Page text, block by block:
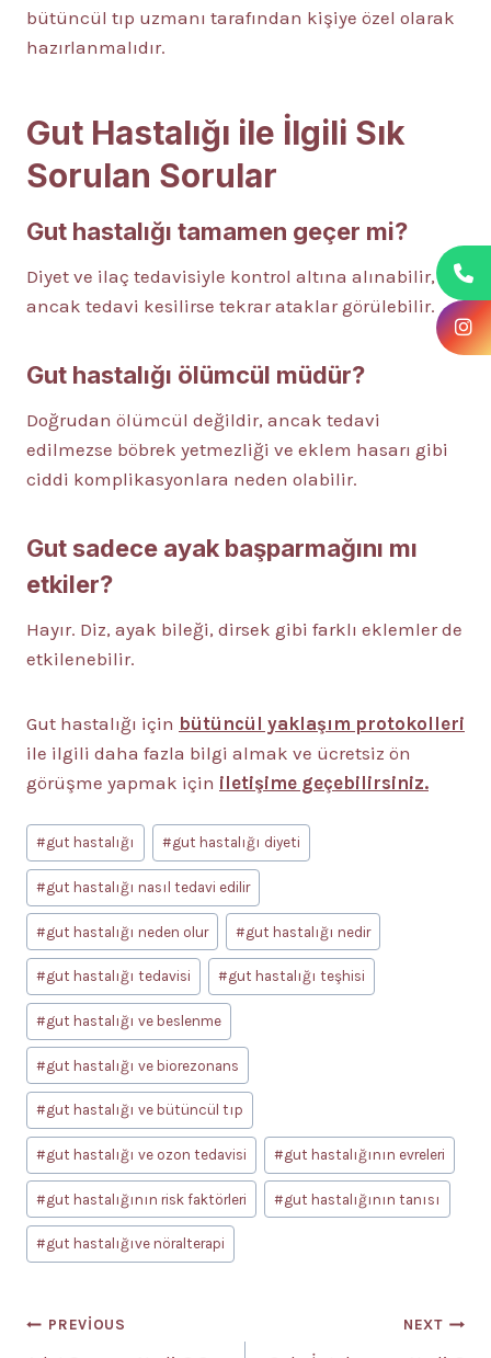
bütüncül tıp uzmanı tarafından kişiye özel olarak
hazırlanmalıdır.
Gut Hastalığı ile İlgili Sık
Sorulan Sorular
Gut hastalığı tamamen geçer mi?
Diyet ve ilaç tedavisiyle kontrol altına alınabilir,
ancak tedavi kesilirse tekrar ataklar görülebilir.
Gut hastalığı ölümcül müdür?
Doğrudan ölümcül değildir, ancak tedavi
edilmezse böbrek yetmezliği ve eklem hasarı gibi
ciddi komplikasyonlara neden olabilir.
Gut sadece ayak başparmağını mı
etkiler?
Hayır. Diz, ayak bileği, dirsek gibi farklı eklemler de
etkilenebilir.
Gut hastalığı için bütüncül yaklaşım protokolleri
ile ilgili daha fazla bilgi almak ve ücretsiz ön
görüşme yapmak için iletişime geçebilirsiniz.
Post
Tags:
#gut hastalığı #gut hastalığı diyeti
#gut hastalığı nasıl tedavi edilir
#gut hastalığı neden olur #gut hastalığı nedir
#gut hastalığı tedavisi #gut hastalığı teşhisi
#gut hastalığı ve beslenme
#gut hastalığı ve biorezonans
#gut hastalığı ve bütüncül tıp
#gut hastalığı ve ozon tedavisi #gut hastalığının evreleri
#gut hastalığının risk faktörleri #gut hastalığının tanısı
#gut hastalığıve nöralterapi
Yazı
PREVIOUS NEXT